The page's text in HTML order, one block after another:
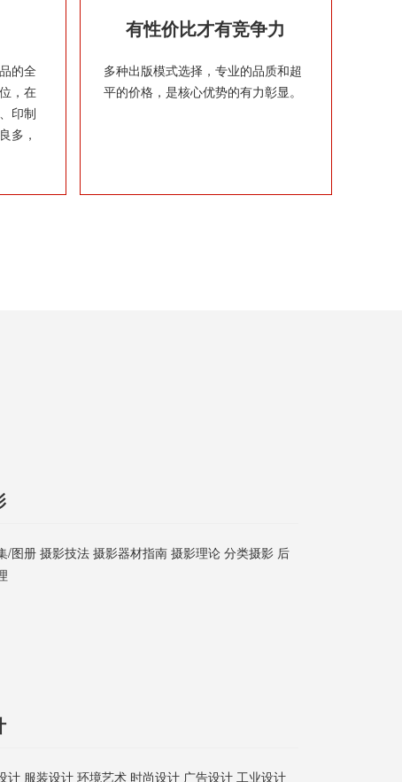
的全
，在
印制
多，
有性价比才有竞争力
多种出版模式选择，专业的品质和超
平的价格，是核心优势的有力彰显。
/图册 摄影技法 摄影器材指南 摄影理论 分类摄影 后
计 服装设计 环境艺术 时尚设计 广告设计 工业设计